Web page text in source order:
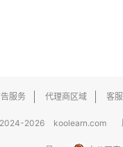
服务 代理商区域 客
2026 koolearn.com